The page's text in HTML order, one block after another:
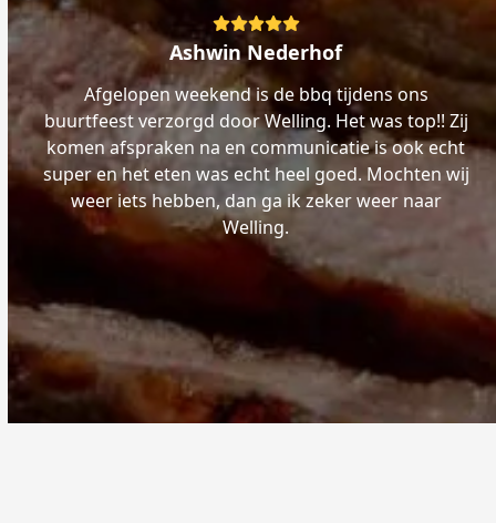
Rating:
5
Ashwin Nederhof
Afgelopen weekend is de bbq tijdens ons
buurtfeest verzorgd door Welling. Het was top!! Zij
komen afspraken na en communicatie is ook echt
super en het eten was echt heel goed. Mochten wij
weer iets hebben, dan ga ik zeker weer naar
Welling.